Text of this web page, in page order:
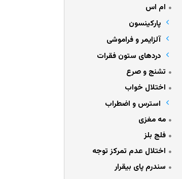
ام اس
پارکینسون
آلزایمر و فراموشی
دردهای ستون فقرات
تشنج و صرع
اختلال خواب
استرس و اضطراب
مه مغزی
فلج بلز
اختلال عدم تمرکز توجه
سندرم پای بیقرار